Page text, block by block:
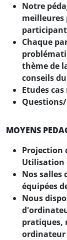
Notre
meilleures
Chaque
thème de
conseils
Etudes
MOYENS
Projection
Utilisation
Nos salles
équipées
Nous
pratiques,